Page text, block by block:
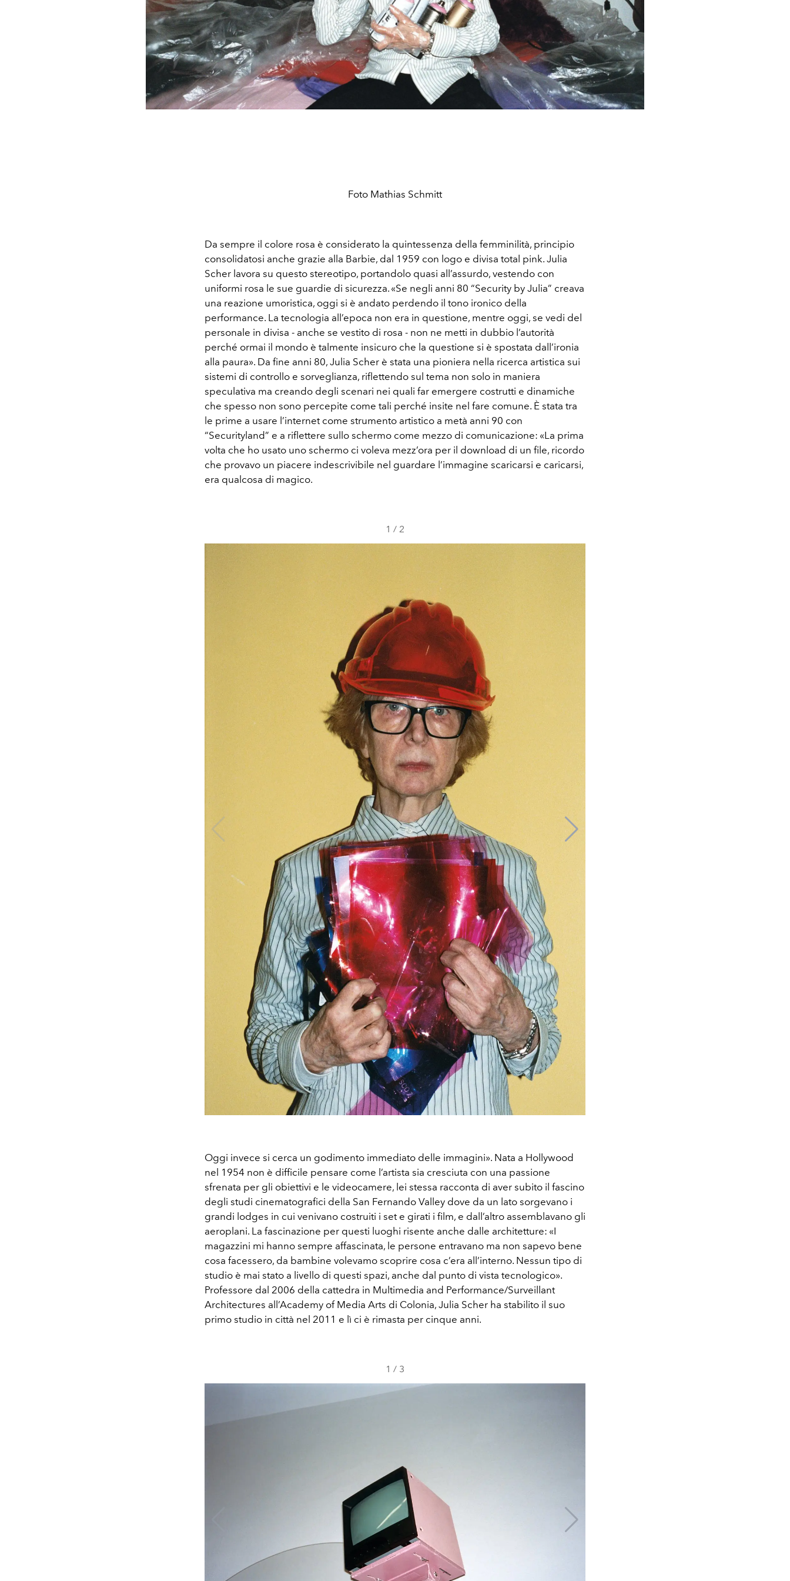
Foto Mathias Schmitt
Da sempre il colore rosa è considerato la quintessenza della femminilità, principio
consolidatosi anche grazie alla Barbie, dal 1959 con logo e divisa total pink. Julia
Scher lavora su questo stereotipo, portandolo quasi all’assurdo, vestendo con
uniformi rosa le sue guardie di sicurezza. «Se negli anni 80 “Security by Julia” creava
una reazione umoristica, oggi si è andato perdendo il tono ironico della
performance. La tecnologia all’epoca non era in questione, mentre oggi, se vedi del
personale in divisa - anche se vestito di rosa - non ne metti in dubbio l’autorità
perché ormai il mondo è talmente insicuro che la questione si è spostata dall’ironia
alla paura». Da fine anni 80, Julia Scher è stata una pioniera nella ricerca artistica sui
sistemi di controllo e sorveglianza, riflettendo sul tema non solo in maniera
speculativa ma creando degli scenari nei quali far emergere costrutti e dinamiche
che spesso non sono percepite come tali perché insite nel fare comune. È stata tra
le prime a usare l’internet come strumento artistico a metà anni 90 con
“Securityland” e a riflettere sullo schermo come mezzo di comunicazione: «La prima
volta che ho usato uno schermo ci voleva mezz’ora per il download di un file, ricordo
che provavo un piacere indescrivibile nel guardare l’immagine scaricarsi e caricarsi,
era qualcosa di magico.
1 / 2
Oggi invece si cerca un godimento immediato delle immagini». Nata a Hollywood
nel 1954 non è difficile pensare come l’artista sia cresciuta con una passione
sfrenata per gli obiettivi e le videocamere, lei stessa racconta di aver subito il fascino
degli studi cinematografici della San Fernando Valley dove da un lato sorgevano i
grandi lodges in cui venivano costruiti i set e girati i film, e dall’altro assemblavano gli
aeroplani. La fascinazione per questi luoghi risente anche dalle architetture: «I
magazzini mi hanno sempre affascinata, le persone entravano ma non sapevo bene
cosa facessero, da bambine volevamo scoprire cosa c’era all’interno. Nessun tipo di
studio è mai stato a livello di questi spazi, anche dal punto di vista tecnologico».
Professore dal 2006 della cattedra in Multimedia and Performance/Surveillant
Architectures all’Academy of Media Arts di Colonia, Julia Scher ha stabilito il suo
primo studio in città nel 2011 e lì ci è rimasta per cinque anni.
1 / 3